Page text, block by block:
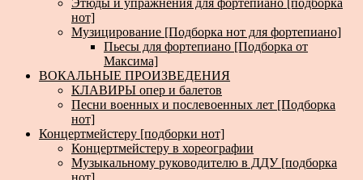
Этюды и упражнения для фортепиано [подборка
нот]
Музицирование [Подборка нот для фортепиано]
Пьесы для фортепиано [Подборка от
Максима]
ВОКАЛЬНЫЕ ПРОИЗВЕДЕНИЯ
КЛАВИРЫ опер и балетов
Песни военных и послевоенных лет [Подборка
нот]
Концертмейстеру [подборки нот]
Концертмейстеру в хореографии
Музыкальному руководителю в ДДУ [подборка
нот]